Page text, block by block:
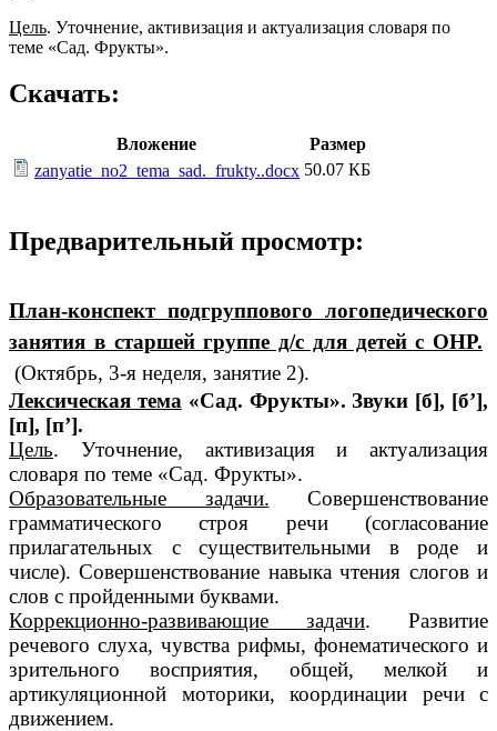
Цель. Уточнение, активизация и актуализация словаря по
теме «Сад. Фрукты».
Скачать:
Вложение
Размер
zanyatie_no2_tema_sad._frukty..docx 50.07 КБ
Предварительный просмотр:
План-конспект подгруппового логопедического
занятия в старшей группе д/с для детей с ОНР.
(Октябрь, 3-я неделя, занятие 2).
Лексическая тема «Сад. Фрукты». Звуки [б], [б’],
[п], [п’].
Цель. Уточнение, активизация и актуализация
словаря по теме «Сад. Фрукты».
Образовательные задачи. Совершенствование
грамматического строя речи (согласование
прилагательных с существительными в роде и
числе). Совершенствование навыка чтения слогов и
слов с пройденными буквами.
Коррекционно-развивающие задачи. Развитие
речевого слуха, чувства рифмы, фонематического и
зрительного восприятия, общей, мелкой и
артикуляционной моторики, координации речи с
движением.